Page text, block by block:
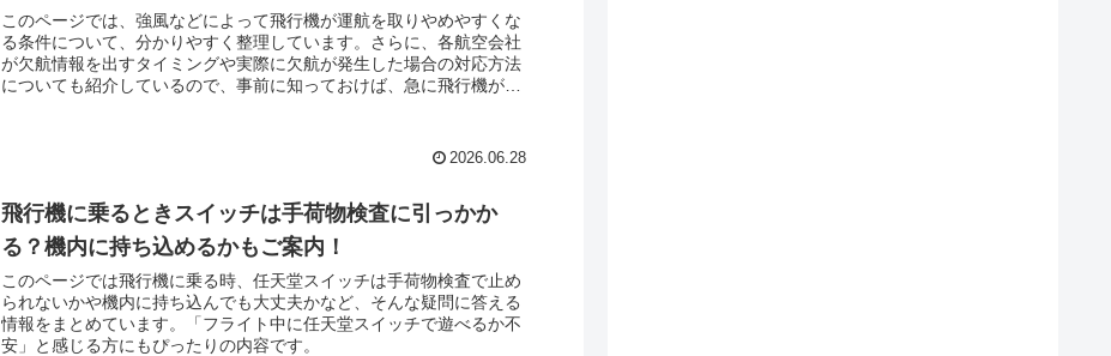
このページでは、強風などによって飛行機が運航を取りやめやすくな
る条件について、分かりやすく整理しています。さらに、各航空会社
が欠航情報を出すタイミングや実際に欠航が発生した場合の対応方法
についても紹介しているので、事前に知っておけば、急に飛行機が欠
2026.06.28
飛行機に乗るときスイッチは手荷物検査に引っかか
る？機内に持ち込めるかもご案内！
このページでは飛行機に乗る時、任天堂スイッチは手荷物検査で止め
られないかや機内に持ち込んでも大丈夫かなど、そんな疑問に答える
情報をまとめています。「フライト中に任天堂スイッチで遊べるか不
安」と感じる方にもぴったりの内容です。